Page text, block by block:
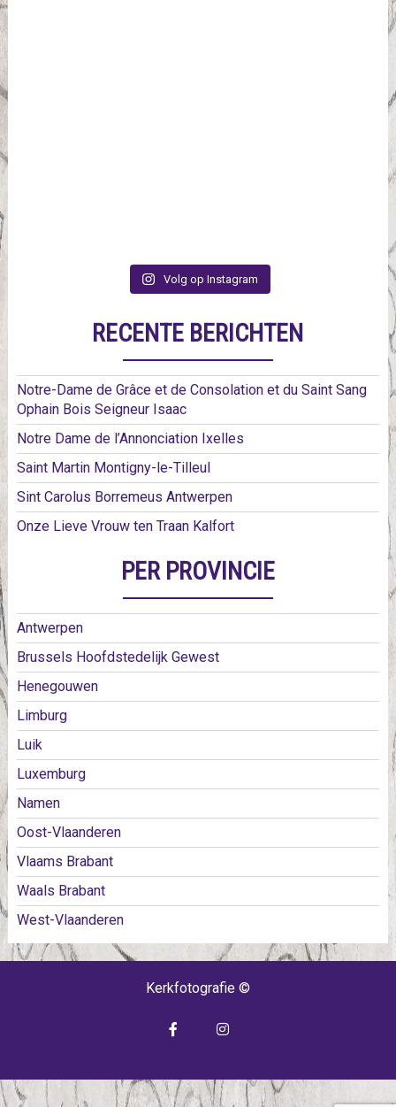
Volg op Instagram
RECENTE BERICHTEN
Notre-Dame de Grâce et de Consolation et du Saint Sang
Ophain Bois Seigneur Isaac
Notre Dame de l’Annonciation Ixelles
Saint Martin Montigny-le-Tilleul
Sint Carolus Borremeus Antwerpen
Onze Lieve Vrouw ten Traan Kalfort
PER PROVINCIE
Antwerpen
Brussels Hoofdstedelijk Gewest
Henegouwen
Limburg
Luik
Luxemburg
Namen
Oost-Vlaanderen
Vlaams Brabant
Waals Brabant
West-Vlaanderen
Kerkfotografie ©